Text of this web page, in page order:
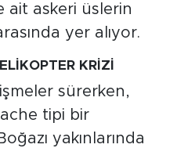
ait askeri üslerin
yer alıyor.
KRİZİ
sürerken,
tipi bir
yakınlarında